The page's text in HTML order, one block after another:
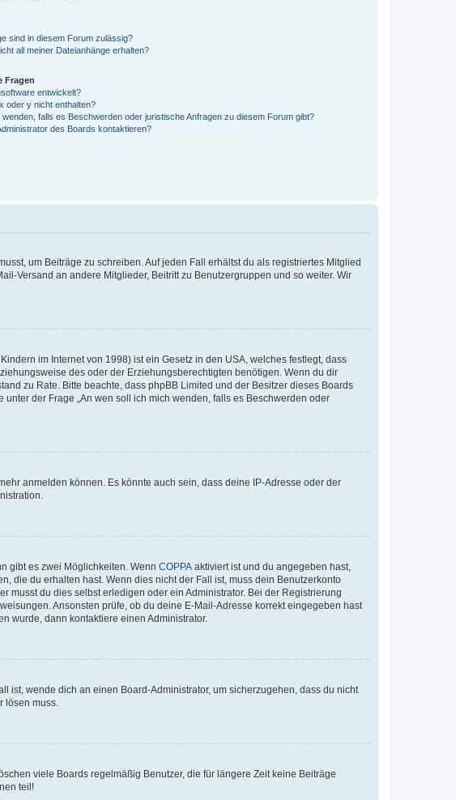
sind in diesem Forum zulässig?
all meiner Dateianhänge erhalten?
Fragen
entwickelt?
oder y nicht enthalten?
falls es Beschwerden oder juristische Anfragen zu diesem Forum gibt?
des Boards kontaktieren?
um Beiträge zu schreiben. Auf jeden Fall erhältst du als registriertes Mitglied
Versand an andere Mitglieder, Beitritt zu Benutzergruppen und so weiter. Wir
im Internet von 1998) ist ein Gesetz in den USA, welches festlegt, dass
des oder der Erziehungsberechtigten benötigen. Wenn du dir
zu Rate. Bitte beachte, dass phpBB Limited und der Besitzer dieses Boards
der Frage „An wen soll ich mich wenden, falls es Beschwerden oder
anmelden können. Es könnte auch sein, dass deine IP-Adresse oder der
gibt es zwei Möglichkeiten. Wenn COPPA aktiviert ist und du angegeben hast,
die du erhalten hast. Wenn dies nicht der Fall ist, muss dein Benutzerkonto
du dies selbst erledigen oder ein Administrator. Bei der Registrierung
Ansonsten prüfe, ob du deine E-Mail-Adresse korrekt eingegeben hast
wurde, dann kontaktiere einen Administrator.
ist, wende dich an einen Board-Administrator, um sicherzugehen, dass du nicht
lösen muss.
viele Boards regelmäßig Benutzer, die für längere Zeit keine Beiträge
teil!